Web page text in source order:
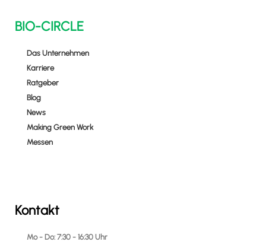
BIO-CIRCLE
Das Unternehmen
Karriere
Ratgeber
Blog
News
Making Green Work
Messen
Kontakt
Mo - Do: 7:30 - 16:30 Uhr